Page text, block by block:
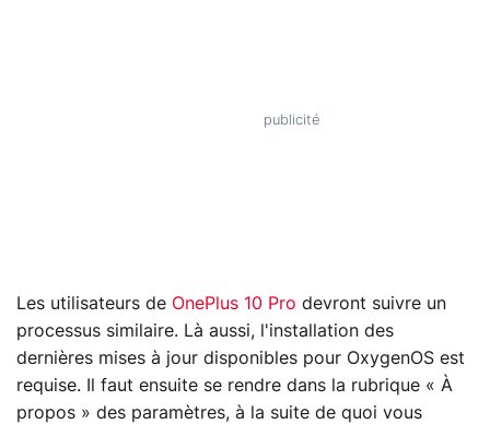
Les utilisateurs de OnePlus 10 Pro devront suivre un
processus similaire. Là aussi, l'installation des
dernières mises à jour disponibles pour OxygenOS est
requise. Il faut ensuite se rendre dans la rubrique « À
propos » des paramètres, à la suite de quoi vous